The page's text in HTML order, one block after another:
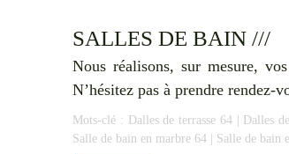
SALLES DE BAIN ///
Nous réalisons, sur mesure,
N’hésitez pas à prendre
Mots-clé : Dalles de terrasse 64| Dalles
Salle de bain en marbre 64 | Salle de bain